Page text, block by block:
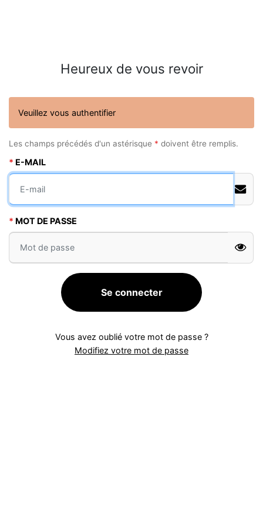
Heureux de vous revoir
Veuillez vous authentifier
Les champs précédés d'un astérisque * doivent être remplis.
E-MAIL
MOT DE PASSE
Se connecter
Vous avez oublié votre mot de passe ?
Modifiez votre mot de passe